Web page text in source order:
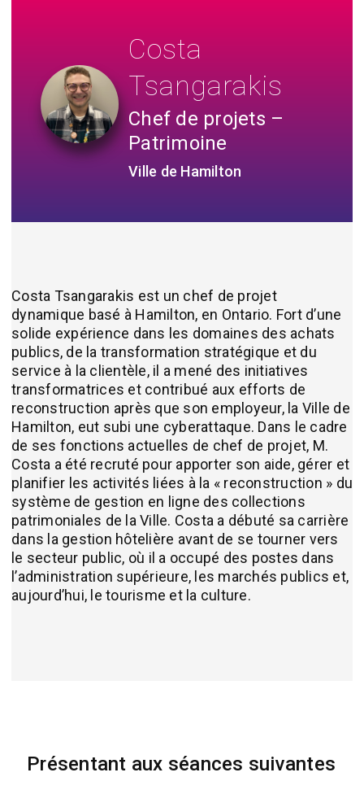
Costa
Tsangarakis
Chef de projets –
Patrimoine
Ville de Hamilton
Costa Tsangarakis est un chef de projet
dynamique basé à Hamilton, en Ontario. Fort d’une
solide expérience dans les domaines des achats
publics, de la transformation stratégique et du
service à la clientèle, il a mené des initiatives
transformatrices et contribué aux efforts de
reconstruction après que son employeur, la Ville de
Hamilton, eut subi une cyberattaque. Dans le cadre
de ses fonctions actuelles de chef de projet, M.
Costa a été recruté pour apporter son aide, gérer et
planifier les activités liées à la « reconstruction » du
système de gestion en ligne des collections
patrimoniales de la Ville. Costa a débuté sa carrière
dans la gestion hôtelière avant de se tourner vers
le secteur public, où il a occupé des postes dans
l’administration supérieure, les marchés publics et,
aujourd’hui, le tourisme et la culture.
Présentant aux séances suivantes